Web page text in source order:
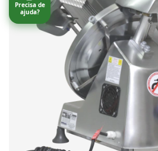
Precisa de
ajuda?